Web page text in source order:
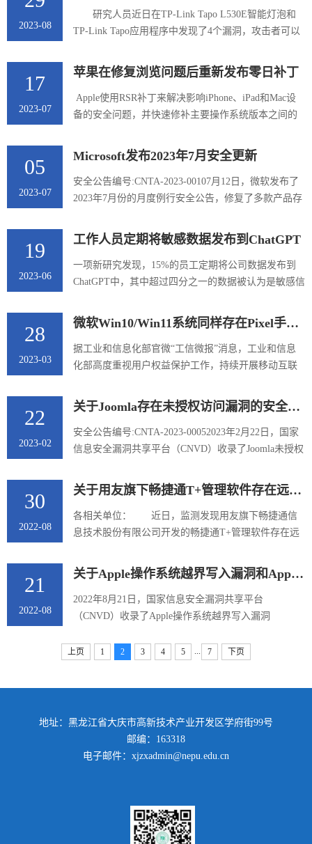
- V2.9.2iSecure CenterV1.0.0 - V1.7.0 修复方案获取途
径：详细修复方案请联系海康威视当地技术支持。 联
可通过 hsrc@hikvision....
2023-08
研究人员近日在TP-Link Tapo L530E智能灯泡和
TP-Link Tapo应用程序中发现了4个漏洞，攻击者可以
L530E是包括亚马逊在内的多个市场上最畅销的智能灯
泡。TP-link Tapo是一款智能设备管理应用程序，在
Google Play上拥有1000万安装量 。官方表示将很快对
应用程序和灯泡固件进行修复，研究人员建议用户将
套应用程序版本，并使用M...
17
2023-07
苹果在修复浏览问题后重新发布零日补丁
Apple使用RSR补丁来解决影响iPhone、iPad和Mac设
备的安全问题，并快速修补主要操作系统版本之间的
https://www.bleepingcomputer.com/news/apple/apple-re-
releases-zero-day-patch-after-fixing-browsing-
issue/#google_vignett
05
2023-07
Microsoft发布2023年7月安全更新
安全公告编号:CNTA-2023-00107月12日，微软发布了
2023年7月份的月度例行安全公告，修复了多款产品存
10、Windows Server 2022和Windows Server 2008等产
品的漏洞。利用上述漏洞，攻击者可进行欺骗，绕过
安全功能限制，获取敏感信息，提升权限，执行远程
代码，或发起拒绝服务攻击等。CNVD提醒广大
的网络安全事件。CVE编号公告标题...
19
2023-06
工作人员定期将敏感数据发布到ChatGPT
一项新研究发现，15%的员工定期将公司数据发布到
ChatGPT中，其中超过四分之一的数据被认为是敏感信
接：https://cybernews.com/security/workers-regularly-
post-sensitive-data-into-chatgpt
28
2023-03
微软Win10/Win11系统同样存在Pixel手机漏洞：可部分还原已修剪图片
据工业和信息化部官微“工信微报”消息，工业和信息
化部高度重视用户权益保护工作，持续开展移动互联
改善 App 应用服务环境。针对“3・15”晚会报道的部分
破解版 App 违法违规收集用户个人信息问题，立即组
织核查，并依据《个人信息保护法》《电信和互联网
用户个人信息保护规定》等有关法律法规要求进行严
台第一时间对曝光的“b...
22
2023-02
关于Joomla存在未授权访问漏洞的安全公告
安全公告编号:CNTA-2023-00052023年2月22日，国家
信息安全漏洞共享平台（CNVD）收录了Joomla未授权
23752）。未经授权的攻击者可远程利用该漏洞获得服
务器敏感信息。目前，该漏洞的利用细节和测试代码
已公开，厂商已发布新版本完成修复。CNVD建议受影
响的单位和用户立即升级到最新版本。一、漏洞情况
护的知名内容管理系统（CMS），它...
30
2022-08
关于用友旗下畅捷通T+管理软件存在远程代码执行漏洞的风险提示
各相关单位： 近日，监测发现用友旗下畅捷通信
息技术股份有限公司开发的畅捷通T+管理软件存在远
可在目标服务器上传恶意文件，进而控制服务器执行
任意代码。已有大量使用该软件的用户因此漏洞遭勒
索病毒攻击。鉴于漏洞危害较大，请排查本行业、本
部门是否使用了受漏洞影响的畅捷通T+软件，参考处
件。 影响范围：版本小...
21
2022-08
关于Apple操作系统越界写入漏洞和Apple WebKit越界写入漏洞的安全公告
2022年8月21日，国家信息安全漏洞共享平台
（CNVD）收录了Apple操作系统越界写入漏洞
WebKit越界写入漏洞（CNVD-2022-58458，对应CVE-
统，iPadOS是苹果公司基于IOS开发的移动端操作系
统，Mac OS是苹果开发的运行于Macintosh系列的...
上页 1 2 3 4 5 ... 7 下页
地址：黑龙江省大庆市高新技术产业开发区学府街99号
邮编：163318
电子邮件：xjzxadmin@nepu.edu.cn